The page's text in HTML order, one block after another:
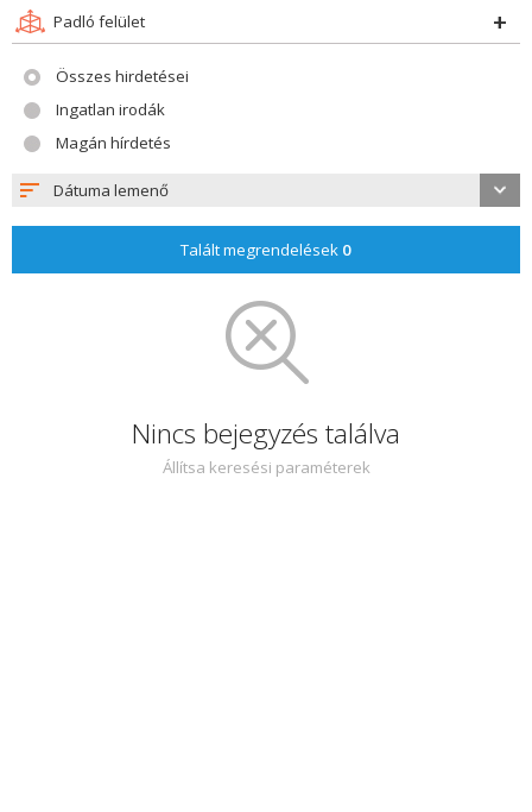
Padló felület
Összes hirdetései
Ingatlan irodák
Magán hírdetés
Dátuma lemenő
Talált megrendelések 0
Nincs bejegyzés találva
Állítsa keresési paraméterek